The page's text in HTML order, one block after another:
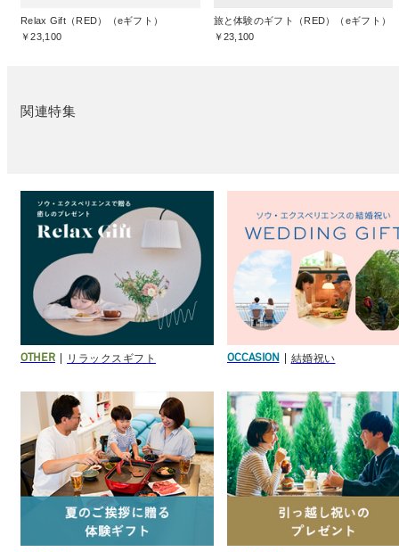
Relax Gift（RED）（eギフト）
￥23,100
旅と体験のギフト（RED）（eギフト）
￥23,100
関連特集
OTHER リラックスギフト OCCASION 結婚祝い